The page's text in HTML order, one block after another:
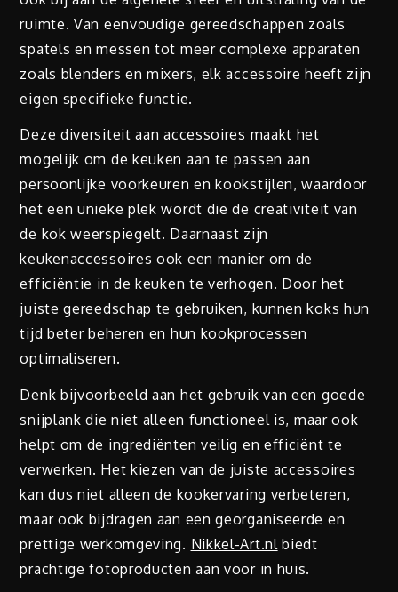
ruimte. Van eenvoudige gereedschappen zoals
spatels en messen tot meer complexe apparaten
zoals blenders en mixers, elk accessoire heeft zijn
eigen specifieke functie.
Deze diversiteit aan accessoires maakt het
mogelijk om de keuken aan te passen aan
persoonlijke voorkeuren en kookstijlen, waardoor
het een unieke plek wordt die de creativiteit van
de kok weerspiegelt. Daarnaast zijn
keukenaccessoires ook een manier om de
efficiëntie in de keuken te verhogen. Door het
juiste gereedschap te gebruiken, kunnen koks hun
tijd beter beheren en hun kookprocessen
optimaliseren.
Denk bijvoorbeeld aan het gebruik van een goede
snijplank die niet alleen functioneel is, maar ook
helpt om de ingrediënten veilig en efficiënt te
verwerken. Het kiezen van de juiste accessoires
kan dus niet alleen de kookervaring verbeteren,
maar ook bijdragen aan een georganiseerde en
prettige werkomgeving. Nikkel-Art.nlbiedt
prachtige fotoproducten aan voor in huis.